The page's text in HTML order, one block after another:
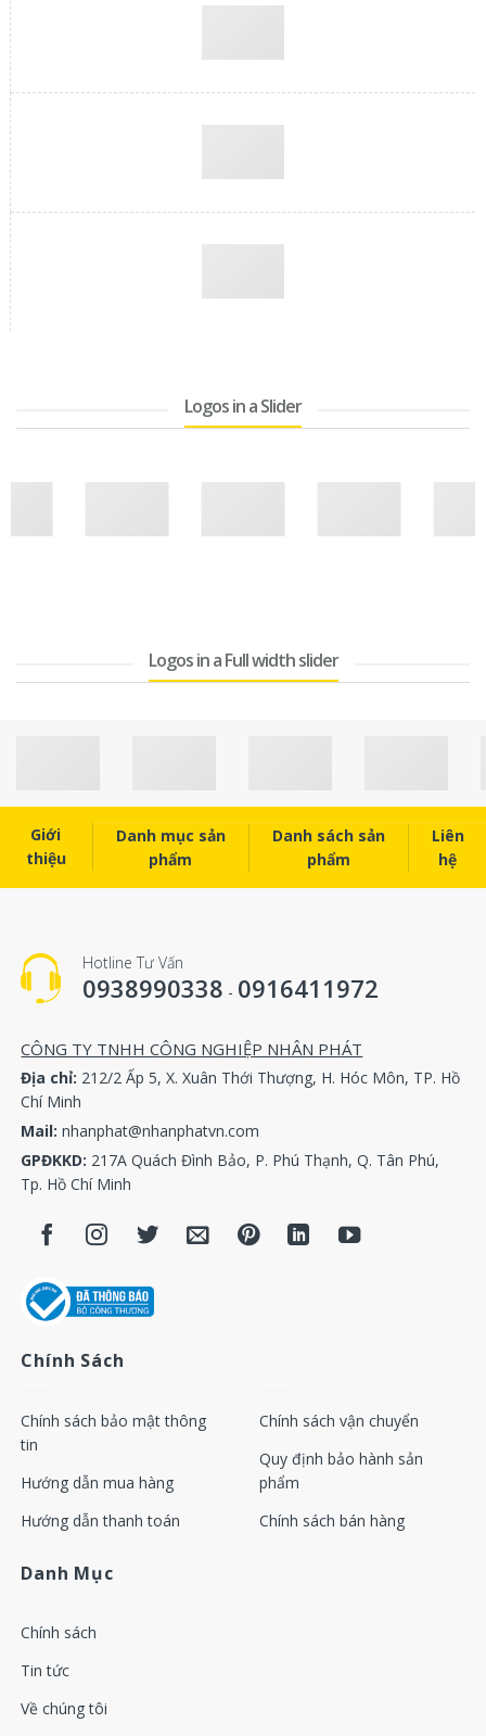
Logos in a Slider
Logos in a Full width slider
Giới
thiệu
Danh mục sản
phẩm
Danh sách sản
phẩm
Liên
hệ
Hotline Tư Vấn
0938990338 - 0916411972
CÔNG TY TNHH CÔNG NGHIỆP NHÂN PHÁT
Địa chỉ: 212/2 Ấp 5, X. Xuân Thới Thượng, H. Hóc Môn, TP. Hồ
Chí Minh
Mail:nhanphat@nhanphatvn.com
GPĐKKD: 217A Quách Đình Bảo, P. Phú Thạnh, Q. Tân Phú,
Tp. Hồ Chí Minh
Chính Sách
Chính sách bảo mật thông
tin
Hướng dẫn mua hàng
Hướng dẫn thanh toán
Chính sách vận chuyển
Quy định bảo hành sản
phẩm
Chính sách bán hàng
Danh Mục
Chính sách
Tin tức
Về chúng tôi